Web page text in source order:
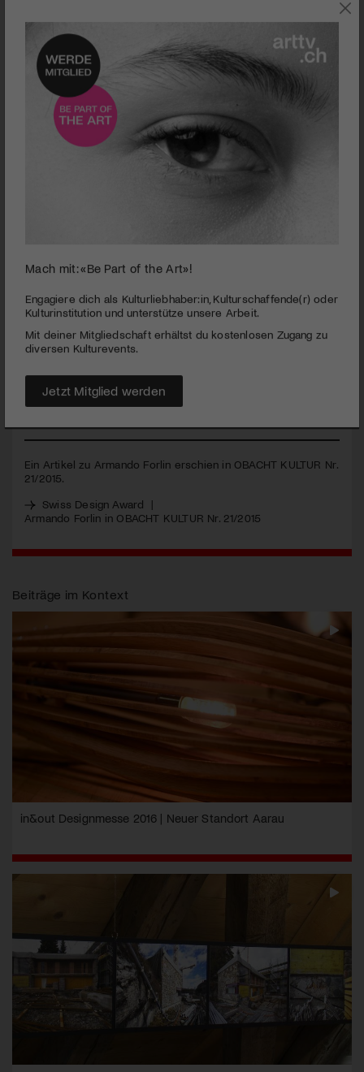
minutes,
14
seconds
PUBLIZIERT AM 3. OKTOBER 2016
Bereits mit jungen 20 Jahren hat Armando Forlin den
Appenzeller Kulturpreis gewonnen. Wenig später folgte der
in New York. Der Designer ist jetzt nach einem Studium in
Antwerpen zurück in Trogen. Ein Porträt.
Ein Artikel zu Armando Forlin erschien in OBACHT KULTUR Nr.
21/2015.
Swiss Design Award |
Armando Forlin in OBACHT KULTUR Nr. 21/2015
Beiträge im Kontext
in&out Designmesse 2016 | Neuer Standort Aarau
Engagiere dich als Kulturliebhaber:in, Kulturschaffende(r) oder
Mit deiner Mitgliedschaft erhältst du kostenlosen Zugang zu
Jetzt Mitglied werden